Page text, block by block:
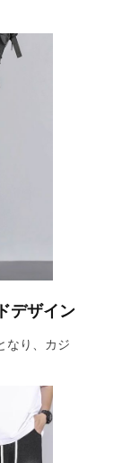
デザイン
なり、カジ